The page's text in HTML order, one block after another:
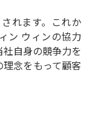
れます。これか
ン ウィンの協力
自身の競争力を
念をもって顧客